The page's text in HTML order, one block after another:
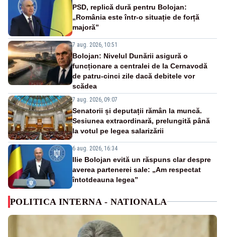
PSD, replică dură pentru Bolojan:
„România este într-o situație de forță
majoră”
7 aug. 2026, 10:51
Bolojan: Nivelul Dunării asigură o
funcționare a centralei de la Cernavodă
de patru-cinci zile dacă debitele vor
scădea
7 aug. 2026, 09:07
Senatorii și deputații rămân la muncă.
Sesiunea extraordinară, prelungită până
la votul pe legea salarizării
6 aug. 2026, 16:34
Ilie Bolojan evită un răspuns clar despre
averea partenerei sale: „Am respectat
întotdeauna legea”
POLITICA INTERNA - NATIONALA